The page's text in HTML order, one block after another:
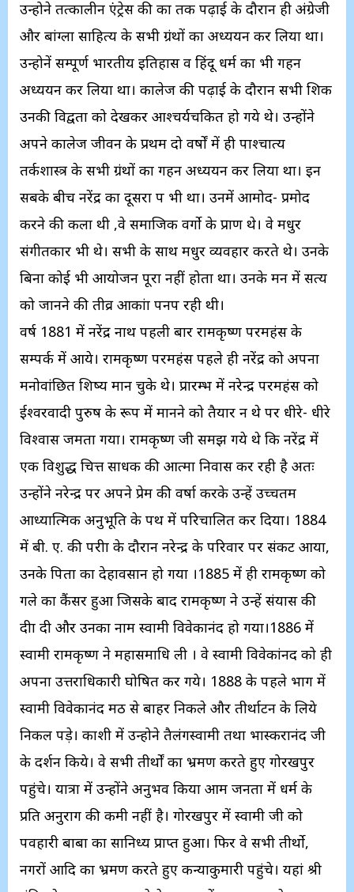
उन्होने तत्कालीन एंट्रेस की कक्षा तक पढ़ाई के दौरान ही अंग्रेजी
और बांग्ला साहित्य के सभी ग्रंथों का अध्ययन कर लिया था।
उन्होनें सम्पूर्ण भारतीय इतिहास व हिंदू धर्म का भी गहन
अध्ययन कर लिया था। कालेज की पढ़ाई के दौरान सभी शिक्षक
उनकी विद्वता को देखकर आश्चर्यचकित हो गये थे। उन्होंने
अपने कालेज जीवन के प्रथम दो वर्षों में ही पाश्चात्य
तर्कशास्त्र के सभी ग्रंथों का गहन अध्ययन कर लिया था। इन
सबके बीच नरेंद्र का दूसरा पक्ष भी था। उनमें आमोद- प्रमोद
करने की कला थी ,वे समाजिक वर्गो के प्राण थे। वे मधुर
संगीतकार भी थे। सभी के साथ मधुर व्यवहार करते थे। उनके
बिना कोई भी आयोजन पूरा नहीं होता था। उनके मन में सत्य
को जानने की तीव्र आकांक्षा पनप रही थी।
वर्ष 1881 में नरेंद्र नाथ पहली बार रामकृष्ण परमहंस के
सम्पर्क में आये। रामकृष्ण परमहंस पहले ही नरेंद्र को अपना
मनोवांछित शिष्य मान चुके थे। प्रारम्भ में नरेन्द्र परमहंस को
ईश्वरवादी पुरुष के रूप में मानने को तैयार न थे पर धीरे- धीरे
विश्वास जमता गया। रामकृष्ण जी समझ गये थे कि नरेंद्र में
एक विशुद्ध चित्त साधक की आत्मा निवास कर रही है अतः
उन्होंने नरेन्द्र पर अपने प्रेम की वर्षा करके उन्हें उच्चतम
आध्यात्मिक अनुभूति के पथ में परिचालित कर दिया। 1884
में बी. ए. की परीक्षा के दौरान नरेन्द्र के परिवार पर संकट आया,
उनके पिता का देहावसान हो गया ।1885 में ही रामकृष्ण को
गले का कैंसर हुआ जिसके बाद रामकृष्ण ने उन्हें संयास की
दीक्षा दी और उनका नाम स्वामी विवेकानंद हो गया।1886 में
स्वामी रामकृष्ण ने महासमाधि ली । वे स्वामी विवेकांनद को ही
अपना उत्तराधिकारी घोषित कर गये। 1888 के पहले भाग में
स्वामी विवेकानंद मठ से बाहर निकले और तीर्थाटन के लिये
निकल पड़े। काशी में उन्होने तैलंगस्वामी तथा भास्करानंद जी
के दर्शन किये। वे सभी तीर्थों का भ्रमण करते हुए गोरखपुर
पहुंचे। यात्रा में उन्होंने अनुभव किया आम जनता में धर्म के
प्रति अनुराग की कमी नहीं है। गोरखपुर में स्वामी जी को
पवहारी बाबा का सानिध्य प्राप्त हुआ। फिर वे सभी तीर्थो,
नगरों आदि का भ्रमण करते हुए कन्याकुमारी पहुंचे। यहां श्री